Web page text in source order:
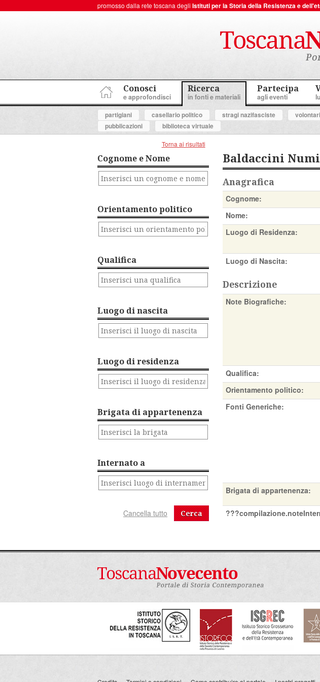
promosso dalla rete toscana degli Istituti per la Storia della Resistenza e
Conosci
e approfondisci
Ricerca
in fonti e materiali
Partecipa
agli eventi
partigiani
casellario politico stragi nazifasciste
pubblicazioni
biblioteca virtuale
Cognome e Nome
Orientamento politico
Qualifica
Luogo di nascita
Luogo di residenza
Brigata di appartenenza
Internato a
Cerca
Torna ai risultati
Baldaccini
Anagrafica
Cognome:
Nome:
Luogo di Residenza:
Luogo di Nascita:
Descrizione
Note Biografiche:
Qualifica:
Orientamento politico:
Fonti Generiche:
Brigata di appartenenza: